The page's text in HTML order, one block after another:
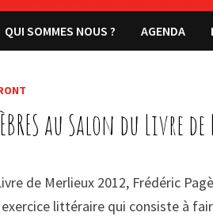
QUI SOMMES NOUS ? AGENDA
au Salon du Livre
de Merlieux 2012, Frédéric
littéraire qui consiste à